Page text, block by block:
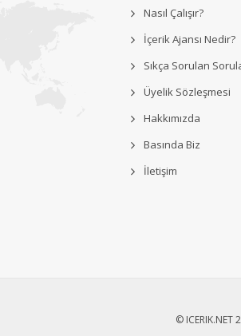
Nasıl Çalışır?
İçerik Ajansı Nedir?
Sıkça Sorulan
Üyelik Sözleşmesi
Hakkımızda
Basında Biz
İletişim
© ICERIK.NET